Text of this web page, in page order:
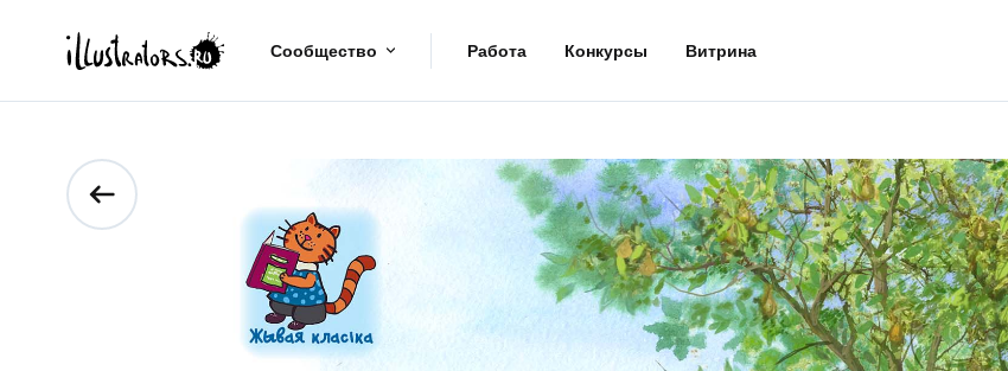
Сообщество Работа Конкурсы Витрина